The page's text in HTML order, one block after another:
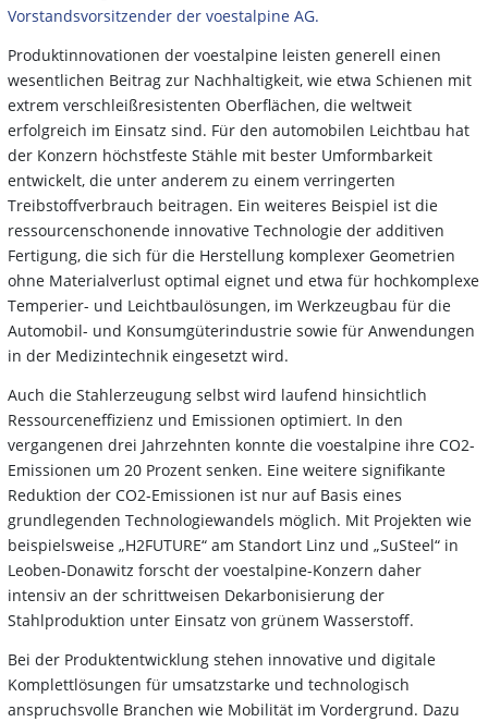
Vorstandsvorsitzender der voestalpine AG.
Produktinnovationen der voestalpine leisten generell einen
wesentlichen Beitrag zur Nachhaltigkeit, wie etwa Schienen mit
extrem verschleißresistenten Oberflächen, die weltweit
erfolgreich im Einsatz sind. Für den automobilen Leichtbau hat
der Konzern höchstfeste Stähle mit bester Umformbarkeit
entwickelt, die unter anderem zu einem verringerten
Treibstoffverbrauch beitragen. Ein weiteres Beispiel ist die
ressourcenschonende innovative Technologie der additiven
Fertigung, die sich für die Herstellung komplexer Geometrien
ohne Materialverlust optimal eignet und etwa für hochkomplexe
Temperier- und Leichtbaulösungen, im Werkzeugbau für die
Automobil- und Konsumgüterindustrie sowie für Anwendungen
in der Medizintechnik eingesetzt wird.
Auch die Stahlerzeugung selbst wird laufend hinsichtlich
Ressourceneffizienz und Emissionen optimiert. In den
vergangenen drei Jahrzehnten konnte die voestalpine ihre CO2-
Emissionen um 20 Prozent senken. Eine weitere signifikante
Reduktion der CO2-Emissionen ist nur auf Basis eines
grundlegenden Technologiewandels möglich. Mit Projekten wie
beispielsweise „H2FUTURE“ am Standort Linz und „SuSteel“ in
Leoben-Donawitz forscht der voestalpine-Konzern daher
intensiv an der schrittweisen Dekarbonisierung der
Stahlproduktion unter Einsatz von grünem Wasserstoff.
Bei der Produktentwicklung stehen innovative und digitale
Komplettlösungen für umsatzstarke und technologisch
anspruchsvolle Branchen wie Mobilität im Vordergrund. Dazu